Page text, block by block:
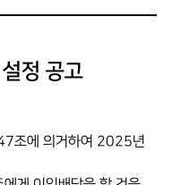
정 공고
조에 의거하여 2025년